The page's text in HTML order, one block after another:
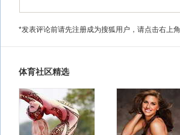
*发表评论前请先注册成为搜狐用户，请点击右上角
体育社区精选